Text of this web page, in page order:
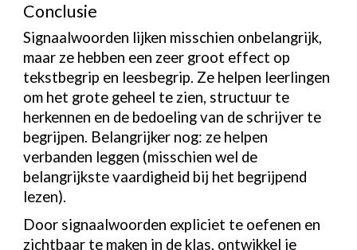
Conclusie
Signaalwoorden lijken misschien onbelangrijk,
maar ze hebben een zeer groot effect op
tekstbegrip en leesbegrip. Ze helpen leerlingen
om het grote geheel te zien, structuur te
herkennen en de bedoeling van de schrijver te
begrijpen. Belangrijker nog: ze helpen
verbanden leggen (misschien wel de
belangrijkste vaardigheid bij het begrijpend
lezen).
Door signaalwoorden expliciet te oefenen en
zichtbaar te maken in de klas, ontwikkel je